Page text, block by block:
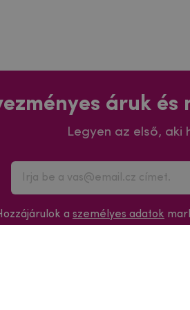
áruk és
Legyen az első, aki
a személyes adatok